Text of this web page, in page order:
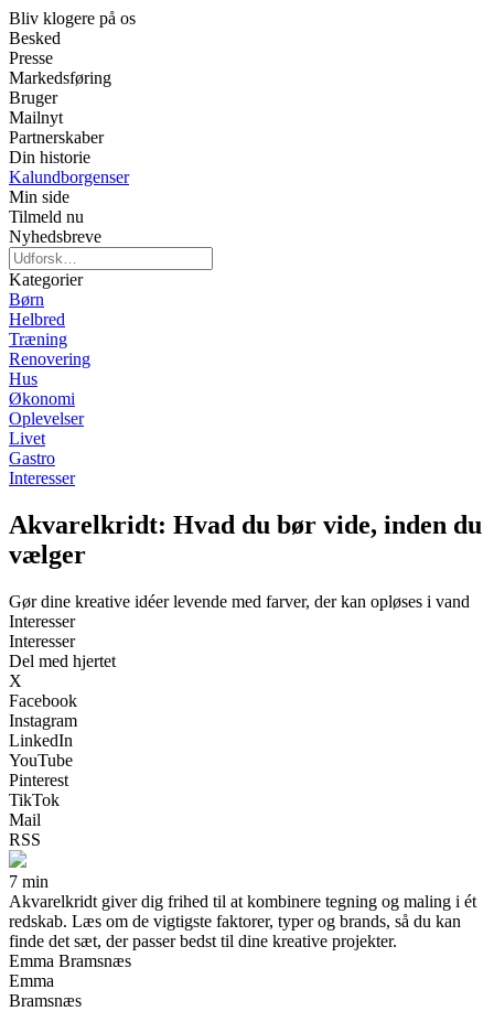
Bliv klogere på os
Besked
Presse
Markedsføring
Bruger
Mailnyt
Partnerskaber
Din historie
Kalundborgenser
Min side
Tilmeld nu
Nyhedsbreve
Kategorier
Børn
Helbred
Træning
Renovering
Hus
Økonomi
Oplevelser
Livet
Gastro
Interesser
Akvarelkridt: Hvad du bør vide, inden du
vælger
Gør dine kreative idéer levende med farver, der kan opløses i vand
Interesser
Interesser
Del med hjertet
X
Facebook
Instagram
LinkedIn
YouTube
Pinterest
TikTok
Mail
RSS
7 min
Akvarelkridt giver dig frihed til at kombinere tegning og maling i ét
redskab. Læs om de vigtigste faktorer, typer og brands, så du kan
finde det sæt, der passer bedst til dine kreative projekter.
Emma Bramsnæs
Emma
Bramsnæs